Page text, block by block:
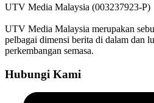
UTV Media Malaysia (003237923-P)
UTV Media Malaysia merupakan
pelbagai dimensi berita di dalam dan
perkembangan semasa.
Hubungi Kami